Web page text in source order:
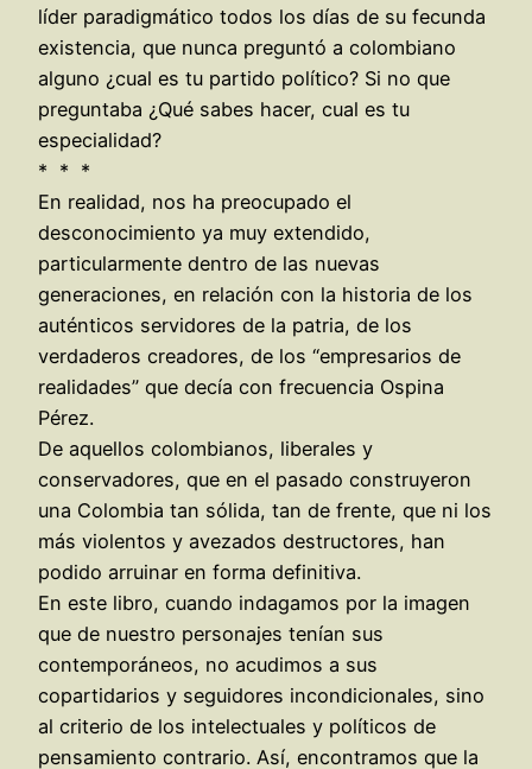
líder paradigmático todos los días de su fecunda
existencia, que nunca preguntó a colombiano
alguno ¿cual es tu partido político? Si no que
preguntaba ¿Qué sabes hacer, cual es tu
especialidad?
* * *
En realidad, nos ha preocupado el
desconocimiento ya muy extendido,
particularmente dentro de las nuevas
generaciones, en relación con la historia de los
auténticos servidores de la patria, de los
verdaderos creadores, de los “empresarios de
realidades” que decía con frecuencia Ospina
Pérez.
De aquellos colombianos, liberales y
conservadores, que en el pasado construyeron
una Colombia tan sólida, tan de frente, que ni los
más violentos y avezados destructores, han
podido arruinar en forma definitiva.
En este libro, cuando indagamos por la imagen
que de nuestro personajes tenían sus
contemporáneos, no acudimos a sus
copartidarios y seguidores incondicionales, sino
al criterio de los intelectuales y políticos de
pensamiento contrario. Así, encontramos que la